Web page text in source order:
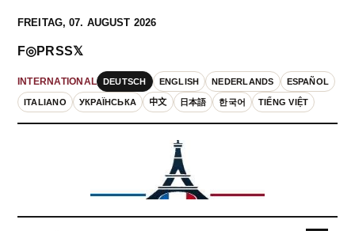
FREITAG, 07. AUGUST 2026
INTERNATIONAL DEUTSCH ENGLISH NEDERLANDS ESPAÑOL
ITALIANO УКРАЇНСЬКА 中文 日本語 한국어 TIẾNG VIỆT
F◎PRSS𝕏